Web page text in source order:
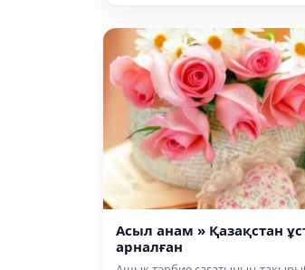
Асыл анам » Қазақстан
арналған